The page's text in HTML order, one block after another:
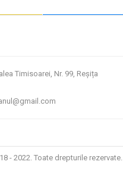
Timisoarei, Nr. 99, Reșița
- 2022. Toate drepturile rezervate.